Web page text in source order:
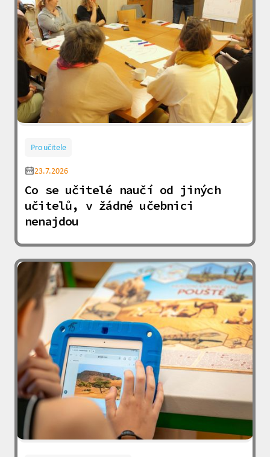
Pro učitele
23.7.2026
Co se učitelé naučí od jiných
učitelů, v žádné učebnici
nenajdou